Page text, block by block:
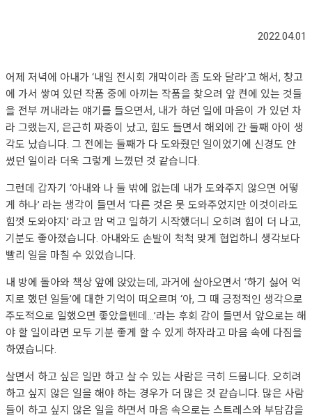
2022.04.01
어제 저녁에 아내가 ‘내일 전시회 개막이라 좀 도와 달라’고 해서, 창고
에 가서 쌓여 있던 작품 중에 아끼는 작품을 찾으려 앞 켠에 있는 것들
을 전부 꺼내라는 얘기를 들으면서, 내가 하던 일에 마음이 가 있던 차
라 그랬는지, 은근히 짜증이 났고, 힘도 들면서 해외에 간 둘째 아이 생
각도 났습니다. 그 전에는 둘째가 다 도와줬던 일이었기에 신경도 안
썼던 일이라 더욱 그렇게 느꼈던 것 같습니다.
그런데 갑자기 ‘아내와 나 둘 밖에 없는데 내가 도와주지 않으면 어떻
게 하나’ 라는 생각이 들면서 ‘다른 것은 못 도와주었지만 이것이라도
힘껏 도와야지’ 라고 맘 먹고 일하기 시작했더니 오히려 힘이 더 나고,
기분도 좋아졌습니다. 아내와도 손발이 척척 맞게 협업하니 생각보다
빨리 일을 마칠 수 있었습니다.
내 방에 돌아와 책상 앞에 앉았는데, 과거에 살아오면서 ‘하기 싫어 억
지로 했던 일들’에 대한 기억이 떠오르며 ‘아, 그 때 긍정적인 생각으로
주도적으로 일했으면 좋았을텐데…’라는 후회 감이 들면서 앞으로는 해
야 할 일이라면 모두 기분 좋게 할 수 있게 하자라고 마음 속에 다짐을
하였습니다.
살면서 하고 싶은 일만 하고 살 수 있는 사람은 극히 드뭅니다. 오히려
하고 싶지 않은 일을 해야 하는 경우가 더 많은 것 같습니다. 많은 사람
들이 하고 싶지 않은 일을 하면서 마음 속으로는 스트레스와 부담감을